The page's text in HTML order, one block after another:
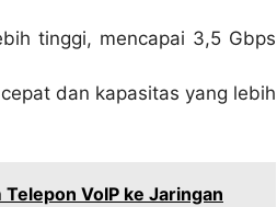
tinggi, mencapai 3,5 Gbps
dan kapasitas yang lebih
VoIP ke Jaringan